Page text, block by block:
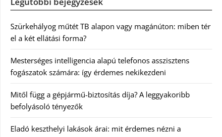
Szürkehályog műtét TB alapon vagy magánúton: miben tér
el a két ellátási forma?
Mesterséges intelligencia alapú telefonos asszisztens
fogászatok számára: így érdemes nekikezdeni
Mitől függ a gépjármű-biztosítás díja? A leggyakoribb
befolyásoló tényezők
Eladó keszthelyi lakások árai: mit érdemes nézni a